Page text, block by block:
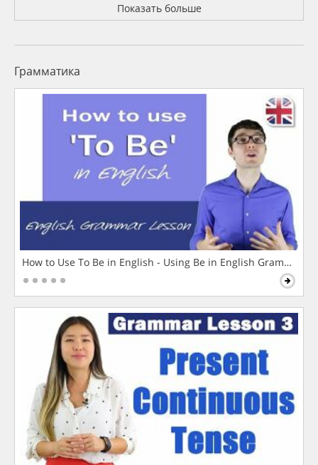
Показать больше
Грамматика
How to Use To Be in English - Using Be in English Grammar